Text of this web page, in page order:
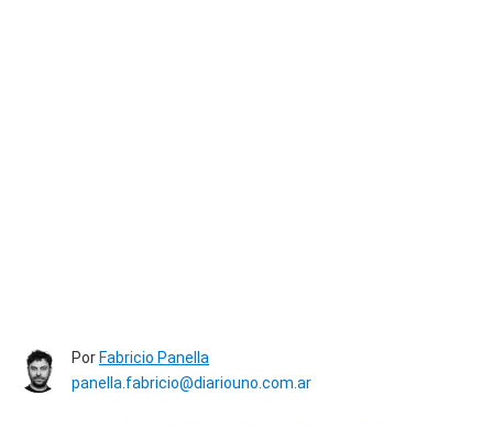
Por Fabricio Panella
panella.fabricio@diariouno.com.ar